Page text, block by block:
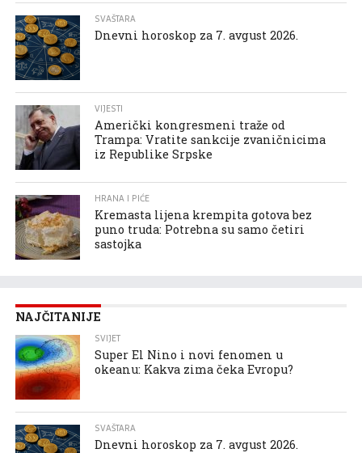
SVAŠTARA
Dnevni horoskop za 7. avgust 2026.
VIJESTI
Američki kongresmeni traže od
Trampa: Vratite sankcije zvaničnicima
iz Republike Srpske
HRANA I PIĆE
Kremasta lijena krempita gotova bez
puno truda: Potrebna su samo četiri
sastojka
NAJČITANIJE
SVIJET
Super El Nino i novi fenomen u
okeanu: Kakva zima čeka Evropu?
SVAŠTARA
Dnevni horoskop za 7. avgust 2026.